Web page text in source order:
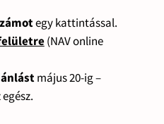
egy kattintással.
(NAV online
május 20-ig –